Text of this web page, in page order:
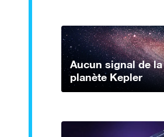
Aucun signal de
planète Kepler